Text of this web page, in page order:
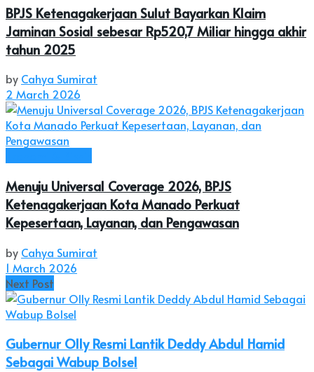
BPJS Ketenagakerjaan Sulut Bayarkan Klaim
Jaminan Sosial sebesar Rp520,7 Miliar hingga akhir
tahun 2025
by Cahya Sumirat
2 March 2026
Menuju Universal Coverage 2026, BPJS
Ketenagakerjaan Kota Manado Perkuat
Kepesertaan, Layanan, dan Pengawasan
by Cahya Sumirat
1 March 2026
Next Post
Gubernur Olly Resmi Lantik Deddy Abdul Hamid
Sebagai Wabup Bolsel